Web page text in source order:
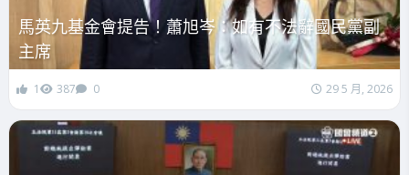
馬英九基金會提告！蕭旭岑：如有不法辭國民黨副
主席
1 387 0 29 5 月, 2026